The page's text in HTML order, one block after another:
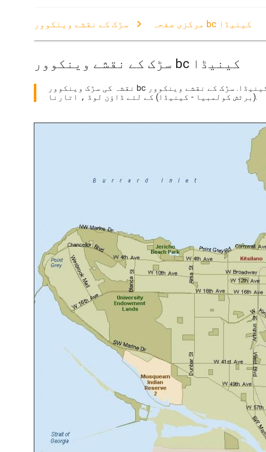
مرکزی صفحہ سڑک کے نقشے وینکوور bc کینیڈا
سڑک کے نقشے وینکوور bc کینیڈا
نقشہ کی سڑک وینکوور bc کینیڈا. سڑک کے نقشے وینکوور bc کینیڈا (برٹش کولمبیا - کینیڈا) پرنٹ کرنے کے لئے. سڑک کے نقشے وینکوور bc کینیڈا
(برٹش کولمبیا - کینیڈا) کے لئے ڈاؤن لوڈ ، اتارنا.